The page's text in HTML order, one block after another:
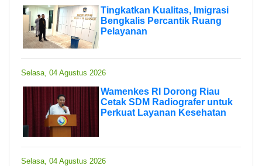
Tingkatkan Kualitas, Imigrasi
Bengkalis Percantik Ruang
Pelayanan
Selasa, 04 Agustus 2026
Wamenkes RI Dorong Riau
Cetak SDM Radiografer untuk
Perkuat Layanan Kesehatan
Selasa, 04 Agustus 2026